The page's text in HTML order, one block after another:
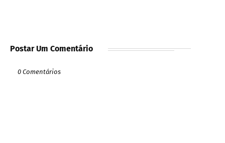
Postar Um Comentário
0 Comentários